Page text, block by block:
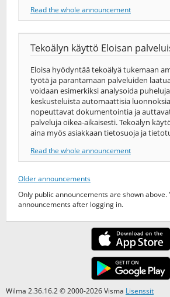
Read the whole announcement
Tekoälyn käyttö Eloisan
Eloisa hyödyntää tekoälyä tukemaan
työtä ja parantamaan palveluiden
voidaan esimerkiksi analysoida
keskusteluista automaattisia
nopeuttavat dokumentointia ja
palveluja oikea-​aikaisesti. Tekoälyn
aina myös asiakkaan tietosuoja ja
Read the whole announcement
Older announcements
Only public announcements are shown above.
announcements after logging in.
Wilma 2.36.16.2 © 2000-2026 Visma Lisenssit